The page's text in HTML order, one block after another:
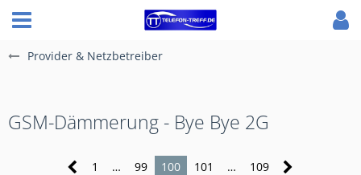
Provider & Netzbetreiber
GSM-Dämmerung - Bye Bye 2G
1 … 99 100 101 … 109